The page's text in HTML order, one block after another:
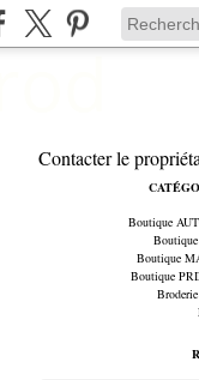
Contacter le
Boutique
Boutique
Boutique